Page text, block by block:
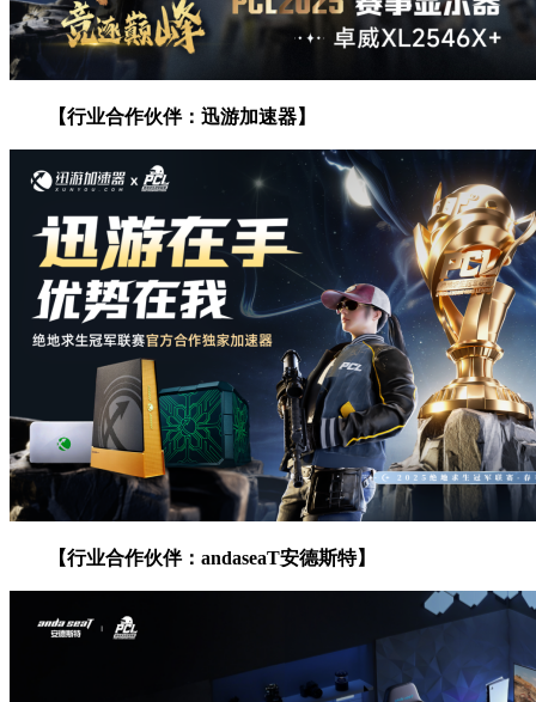
【行业合作伙伴：迅游加速器】
【行业合作伙伴：andaseaT安德斯特】